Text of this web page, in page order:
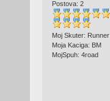
Postova: 2
Moj Skuter: Runner
Moja Kaciga: BM
MojSpuh: 4road